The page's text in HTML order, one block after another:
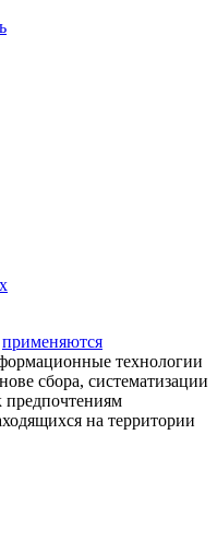
применяются
технологии
сбора, систематизации
предпочтениям
на территории